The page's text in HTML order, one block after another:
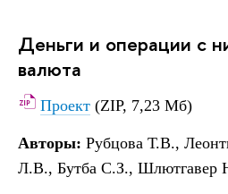
Деньги и операции с
валюта
Проект (ZIP, 7,23 Мб)
Авторы: Рубцова Т.В.,
Л.В., Бутба С.З., Шлютгавер